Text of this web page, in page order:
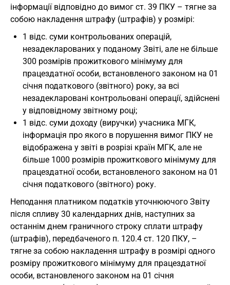
інформації відповідно до вимог ст. 39 ПКУ – тягне за
собою накладення штрафу (штрафів) у розмірі:
1 відс. суми контрольованих операцій,
незадекларованих у поданому Звіті, але не більше
300 розмірів прожиткового мінімуму для
працездатної особи, встановленого законом на 01
січня податкового (звітного) року, за всі
незадекларовані контрольовані операції, здійснені
у відповідному звітному році;
1 відс. суми доходу (виручки) учасника МГК,
інформація про якого в порушення вимог ПКУ не
відображена у звіті в розрізі країн МГК, але не
більше 1000 розмірів прожиткового мінімуму для
працездатної особи, встановленого законом на 01
січня податкового (звітного) року.
Неподання платником податків уточнюючого Звіту
після спливу 30 календарних днів, наступних за
останнім днем граничного строку сплати штрафу
(штрафів), передбаченого п. 120.4 ст. 120 ПКУ, –
тягне за собою накладення штрафу в розмірі одного
розміру прожиткового мінімуму для працездатної
особи, встановленого законом на 01 січня